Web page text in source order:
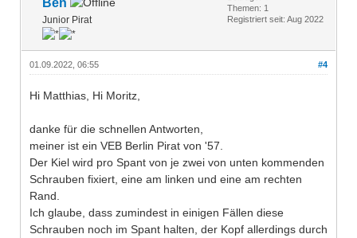
Junior Pirat
Themen: 1
Registriert seit: Aug 2022
#4
01.09.2022, 06:55
Hi Matthias, Hi Moritz,
danke für die schnellen Antworten,
meiner ist ein VEB Berlin Pirat von '57.
Der Kiel wird pro Spant von je zwei von unten kommenden
Schrauben fixiert, eine am linken und eine am rechten
Rand.
Ich glaube, dass zumindest in einigen Fällen diese
Schrauben noch im Spant halten, der Kopf allerdings durch